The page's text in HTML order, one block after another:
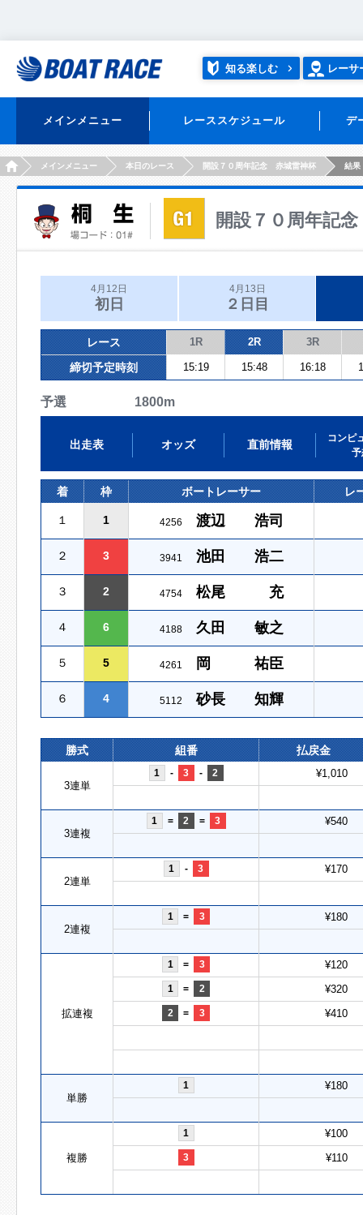
知る楽しむ レーサ
メインメニュー レーススケジュール デ
HOMEメインメニュー 本日のレース 開設７０周年記念 赤城雷神杯 結果
開設７０周年記
4月12日
初日
4月13日
２日目
レース 1R 2R 3R
締切予定時刻 15:19 15:48 16:18
予選 1800m
出走表 オッズ 直前情報
コンピ
予
着 枠 ボートレーサー レ
１ 1 4256 渡辺 浩司
２ 3 3941 池田 浩二
３ 2 4754 松尾 充
４ 6 4188 久田 敏之
５ 5 4261 岡 祐臣
６ 4 5112 砂長 知輝
勝式 組番 払戻金
3連単
1 - 3 - 2 ¥1,010
3連複
1 = 2 = 3 ¥540
2連単
1 - 3 ¥170
2連複
1 = 3 ¥180
拡連複
1 = 3 ¥120
1 = 2 ¥320
2 = 3 ¥410
単勝
1 ¥180
複勝
1 ¥100
3 ¥110